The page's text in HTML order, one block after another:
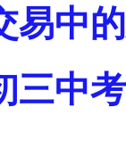
易中
三中